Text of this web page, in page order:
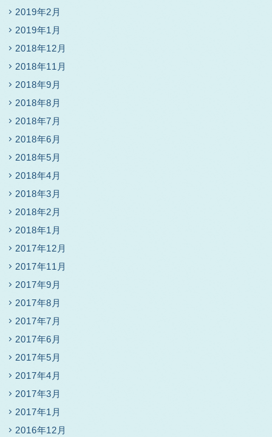
2019年2月
2019年1月
2018年12月
2018年11月
2018年9月
2018年8月
2018年7月
2018年6月
2018年5月
2018年4月
2018年3月
2018年2月
2018年1月
2017年12月
2017年11月
2017年9月
2017年8月
2017年7月
2017年6月
2017年5月
2017年4月
2017年3月
2017年1月
2016年12月